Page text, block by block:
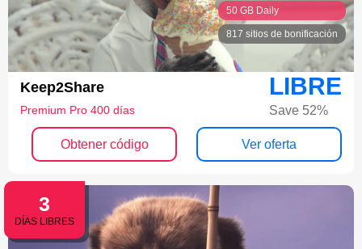
50 GB Daily
817 sitios de bonificación
Keep2Share
Premium Pro 400 días
LIBRE
Save 52%
Obtener código Ver oferta
3
DÍAS LIBRES